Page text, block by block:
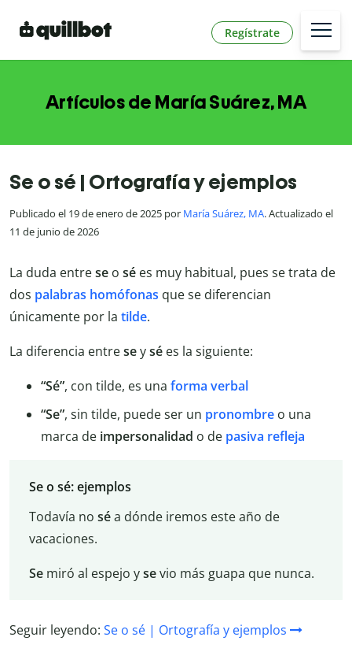
Regístrate
Artículos de María Suárez, MA
Se o sé | Ortografía y ejemplos
Publicado el 19 de enero de 2025 por María Suárez, MA. Actualizado el
11 de junio de 2026
La duda entrese o sé es muy habitual, pues se trata de
dos palabras homófonas que se diferencian
únicamente por la tilde.
La diferencia entreseysé es la siguiente:
“Sé”, con tilde, es una forma verbal
“Se”, sin tilde, puede ser un pronombre o una
marca de impersonalidad o de pasiva refleja
Se o sé: ejemplos
Todavía no séa dónde iremos este año de
vacaciones.
Semiró al espejo ysevio más guapa que nunca.
Seguir leyendo: Se o sé | Ortografía y ejemplos